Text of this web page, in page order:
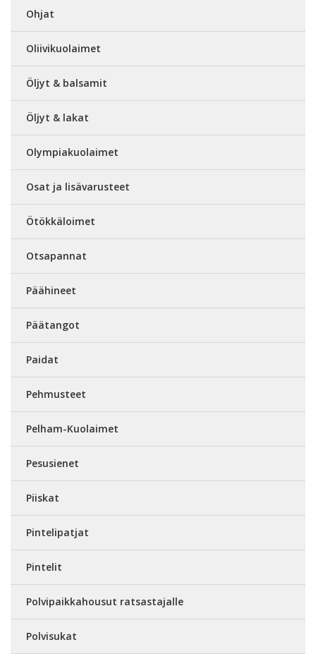
Ohjat
Oliivikuolaimet
Öljyt & balsamit
Öljyt & lakat
Olympiakuolaimet
Osat ja lisävarusteet
Ötökkäloimet
Otsapannat
Päähineet
Päätangot
Paidat
Pehmusteet
Pelham-Kuolaimet
Pesusienet
Piiskat
Pintelipatjat
Pintelit
Polvipaikkahousut ratsastajalle
Polvisukat